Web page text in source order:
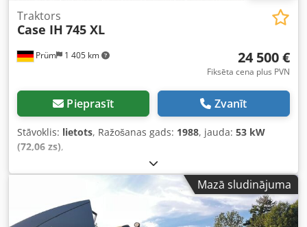
Prüm 1 405 km
Traktors
Case IH 745 XL
24 500 €
Fiksēta cena plus PVN
Pieprasīt Zvanīt
Stāvoklis: lietots, Ražošanas gads: 1988, jauda: 53 kW
(72,06 zs),
Mazā sludinājuma